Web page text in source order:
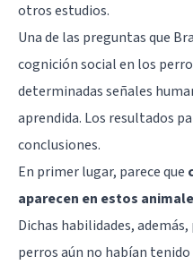
otros estudios.
Una de las preguntas que
cognición social en los
determinadas señales
aprendida. Los resultados
conclusiones.
En primer lugar, parece que
aparecen en estos
Dichas habilidades,
perros aún no habían